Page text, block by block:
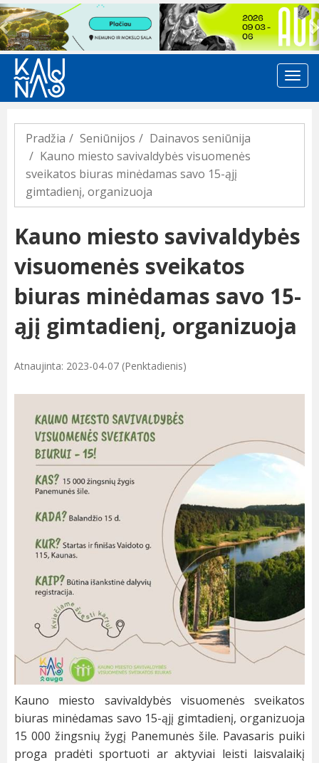
Previous
Pradžia Seniūnijos
Dainavos seniūnija
Kauno miesto savivaldybės visuomenės
sveikatos biuras minėdamas savo 15-ąjį
gimtadienį, organizuoja
Kauno miesto savivaldybės
visuomenės sveikatos
biuras minėdamas savo 15-
ąjį gimtadienį, organizuoja
Atnaujinta: 2023-04-07 (Penktadienis)
Kauno miesto savivaldybės visuomenės sveikatos
biuras minėdamas savo 15-ąjį gimtadienį, organizuoja
15 000 žingsnių žygį Panemunės šile. Pavasaris puiki
proga pradėti sportuoti ar aktyviai leisti laisvalaikį